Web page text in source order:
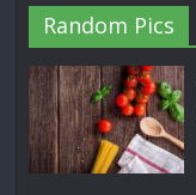
Random Pics